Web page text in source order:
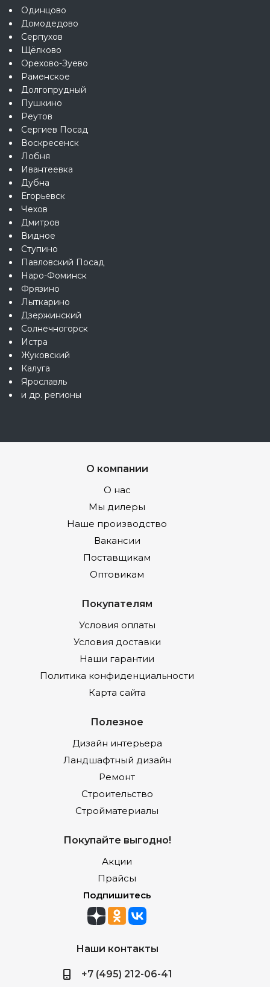
Одинцово
Домодедово
Серпухов
Щёлково
Орехово-Зуево
Раменское
Долгопрудный
Пушкино
Реутов
Сергиев Посад
Воскресенск
Лобня
Ивантеевка
Дубна
Егорьевск
Чехов
Дмитров
Видное
Ступино
Павловский Посад
Наро-Фоминск
Фрязино
Лыткарино
Дзержинский
Солнечногорск
Истра
Жуковский
Калуга
Ярославль
и др. регионы
О компании
О нас
Мы дилеры
Наше производство
Вакансии
Поставщикам
Оптовикам
Покупателям
Условия оплаты
Условия доставки
Наши гарантии
Политика конфиденциальности
Карта сайта
Полезное
Дизайн интерьера
Ландшафтный дизайн
Ремонт
Строительство
Стройматериалы
Покупайте выгодно!
Акции
Прайсы
Подпишитесь
Наши контакты
+7 (495) 212-06-41